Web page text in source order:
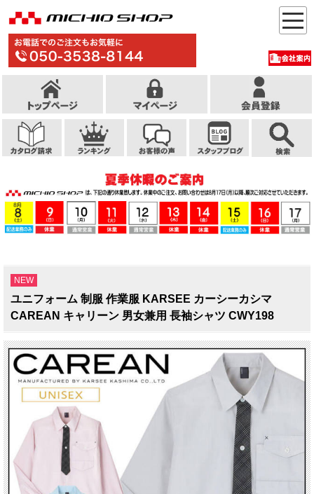
NEW
ユニフォーム 制服 作業服 KARSEE カーシーカシマ
CAREAN キャリーン 男女兼用 長袖シャツ CWY198